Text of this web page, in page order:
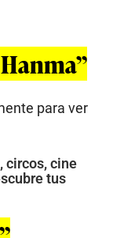
para ver
circos, cine
tus